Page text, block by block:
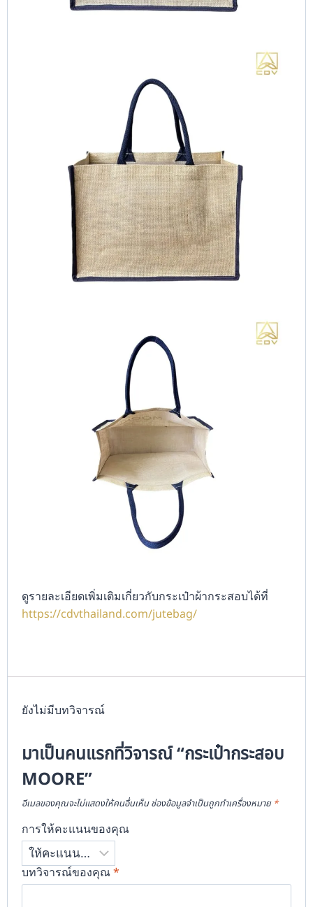
ดูรายละเอียดเพิ่มเติมเกี่ยวกับกระเป๋าผ้ากระสอบได้ที่
https://cdvthailand.com/jutebag/
ยังไม่มีบทวิจารณ์
มาเป็นคนแรกที่วิจารณ์ “กระเป๋ากระสอบ
MOORE”
อีเมลของคุณจะไม่แสดงให้คนอื่นเห็น ช่องข้อมูลจำเป็นถูกทำเครื่องหมาย *
การให้คะแนนของคุณ
บทวิจารณ์ของคุณ*